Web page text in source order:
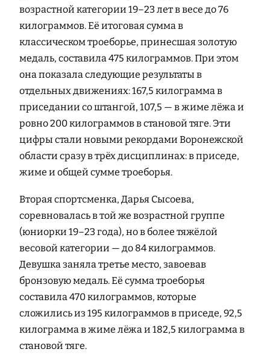
возрастной категории 19–23 лет в весе до 76
килограммов. Её итоговая сумма в
классическом троеборье, принесшая золотую
медаль, составила 475 килограммов. При этом
она показала следующие результаты в
отдельных движениях: 167,5 килограмма в
приседании со штангой, 107,5 — в жиме лёжа и
ровно 200 килограммов в становой тяге. Эти
цифры стали новыми рекордами Воронежской
области сразу в трёх дисциплинах: в приседе,
жиме и общей сумме троеборья.
Вторая спортсменка, Дарья Сысоева,
соревновалась в той же возрастной группе
(юниорки 19–23 года), но в более тяжёлой
весовой категории — до 84 килограммов.
Девушка заняла третье место, завоевав
бронзовую медаль. Её сумма троеборья
составила 470 килограммов, которые
сложились из 195 килограммов в приседе, 92,5
килограмма в жиме лёжа и 182,5 килограмма в
становой тяге.